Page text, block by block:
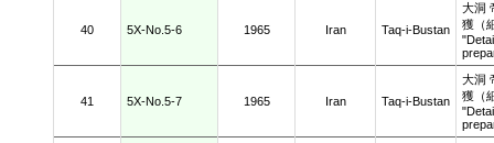
40 5X-No.5-6 1965 Iran Taq-i-Bustan
大洞
獲（
41 5X-No.5-7 1965 Iran Taq-i-Bustan
大洞
獲（